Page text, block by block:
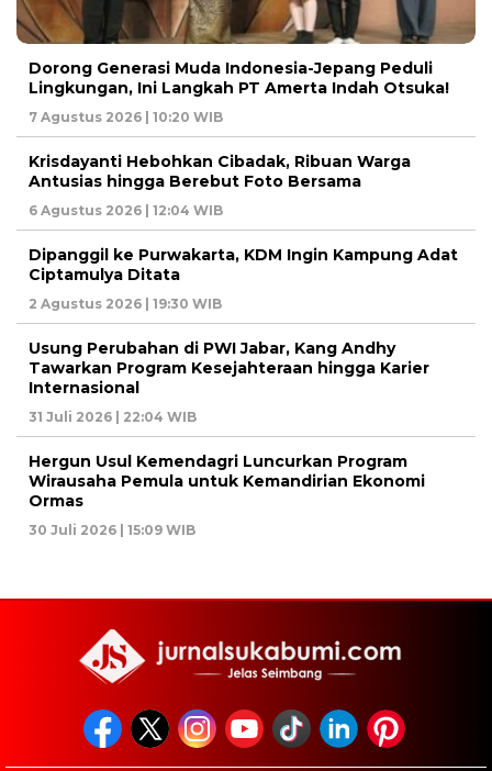
Dorong Generasi Muda Indonesia-Jepang Peduli
Lingkungan, Ini Langkah PT Amerta Indah Otsuka!
7 Agustus 2026 | 10:20 WIB
Krisdayanti Hebohkan Cibadak, Ribuan Warga
Antusias hingga Berebut Foto Bersama
6 Agustus 2026 | 12:04 WIB
Dipanggil ke Purwakarta, KDM Ingin Kampung Adat
Ciptamulya Ditata
2 Agustus 2026 | 19:30 WIB
Usung Perubahan di PWI Jabar, Kang Andhy
Tawarkan Program Kesejahteraan hingga Karier
Internasional
31 Juli 2026 | 22:04 WIB
Hergun Usul Kemendagri Luncurkan Program
Wirausaha Pemula untuk Kemandirian Ekonomi
Ormas
30 Juli 2026 | 15:09 WIB